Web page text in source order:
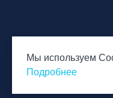
Мы используем
Подробнее
Московская
Московская
«Гая Северина»
© Национальная Лига